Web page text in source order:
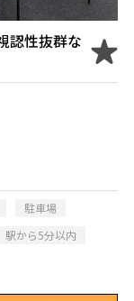
認性抜群な
駐車場
駅から5分以内